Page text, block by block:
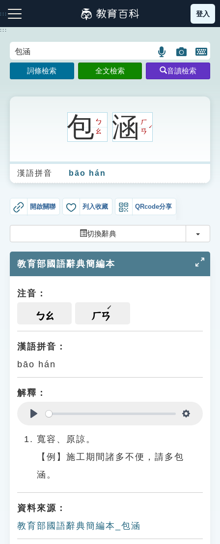
到
主
:::
注音索引圖示 筆畫索引圖示 部首索引表圖示
生字詞彙表
成語故事
索引選單
單字索引
遊戲專區
貓頭鷹博士
登入
:::
語
言
搜
圖
片
搜
開
鍵
圖
詞條檢索 全文檢索 音讀檢索
包ㄅ
ㄠ
涵ㄏ
ㄢ
ˊ
漢語拼音 bāo hán
開啟關聯 列入收藏 QRcode分享
切換辭典 切換
教育部國語辭典簡編本
注音：
ㄅㄠ ㄏㄢ
漢語拼音：
bāo hán
解釋：
寬容、原諒。
【例】施工期間諸多不便，請多包
涵。
資料來源：
教育部國語辭典簡編本_包涵